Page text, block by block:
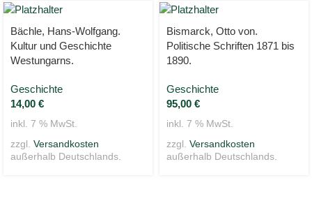
Bächle, Hans-Wolfgang.
Kultur und Geschichte
Westungarns.
Geschichte
14,00 €
inkl. 7 % MwSt.
zzgl. Versandkosten
außerhalb Deutschlands.
Bismarck, Otto von.
Politische Schriften 1871 bis
1890.
Geschichte
95,00 €
inkl. 7 % MwSt.
zzgl. Versandkosten
außerhalb Deutschlands.